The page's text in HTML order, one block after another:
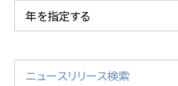
年を指定する